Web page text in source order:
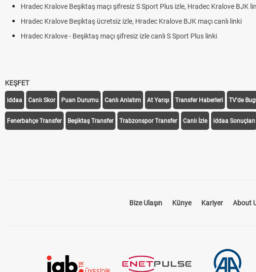
Hradec Kralove Beşiktaş maçı şifresiz S Sport Plus izle, Hradec Kralove BJK
Hradec Kralove Beşiktaş ücretsiz izle, Hradec Kralove BJK maçı canlı linki
Hradec Kralove - Beşiktaş maçı şifresiz izle canlı S Sport Plus linki
KEŞFET
iddaa Canlı Skor Puan Durumu Canlı Anlatım At Yarışı Transfer Haberleri TV'de
Fenerbahçe Transfer Beşiktaş Transfer Trabzonspor Transfer Canlı İzle iddaa Sonuçları
Bize Ulaşın Künye Kariyer About